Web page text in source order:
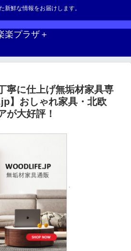
新鮮な情報をお届けします。
楽プラザ＋
寧に仕上げ無垢材家具専
】おしゃれ家具・北欧
が大好評！